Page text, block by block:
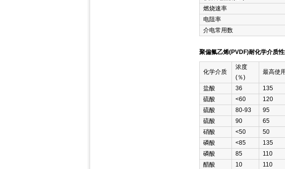
燃烧速率
电阻率
介电常用数
聚偏氟乙烯(PVDF)耐化学介质
化学介质
浓度
(％)
最高使
盐酸 36 135
硫酸
<60 120
硫酸
80-93 95
硫酸
90 65
硝酸
<50 50
磷酸
<85 135
磷酸
85 110
醋酸
10 110